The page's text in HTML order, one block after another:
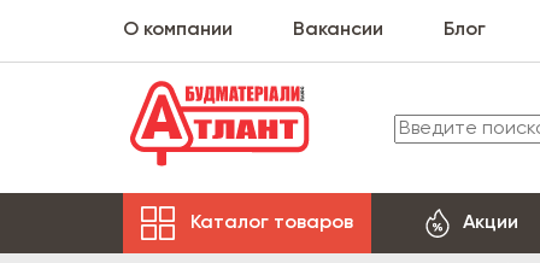
О компании Вакансии Блог
Каталог товаров Акции